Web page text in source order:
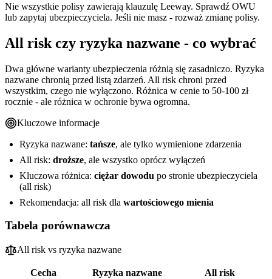
Nie wszystkie polisy zawierają klauzulę Leeway. Sprawdź OWU
lub zapytaj ubezpieczyciela. Jeśli nie masz - rozważ zmianę polisy.
All risk czy ryzyka nazwane - co wybrać
Dwa główne warianty ubezpieczenia różnią się zasadniczo. Ryzyka
nazwane chronią przed listą zdarzeń. All risk chroni przed
wszystkim, czego nie wyłączono. Różnica w cenie to 50-100 zł
rocznie - ale różnica w ochronie bywa ogromna.
Kluczowe informacje
Ryzyka nazwane: tańsze, ale tylko wymienione zdarzenia
All risk: droższe, ale wszystko oprócz wyłączeń
Kluczowa różnica: ciężar dowodu po stronie ubezpieczyciela
(all risk)
Rekomendacja: all risk dla wartościowego mienia
Tabela porównawcza
All risk vs ryzyka nazwane
Cecha Ryzyka nazwane
All risk